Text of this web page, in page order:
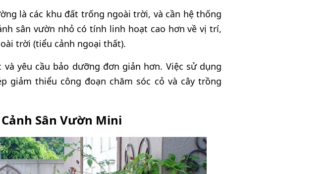
là các khu đất trống ngoài trời, và cần hệ thống
sân vườn nhỏ có tính linh hoạt cao hơn về vị trí,
trời (tiểu cảnh ngoại thất).
yêu cầu bảo dưỡng đơn giản hơn. Việc sử dụng
giảm thiểu công đoạn chăm sóc cỏ và cây trồng
Sân Vườn Mini